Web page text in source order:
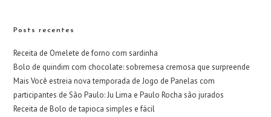
Posts recentes
Receita de Omelete de forno com sardinha
Bolo de quindim com chocolate: sobremesa cremosa que surpreende
Mais Você estreia nova temporada de Jogo de Panelas com
participantes de São Paulo: Ju Lima e Paulo Rocha são jurados
Receita de Bolo de tapioca simples e fácil